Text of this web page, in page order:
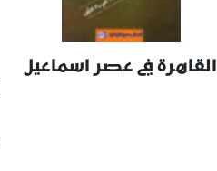
القاهرة في عصر اسماعيل